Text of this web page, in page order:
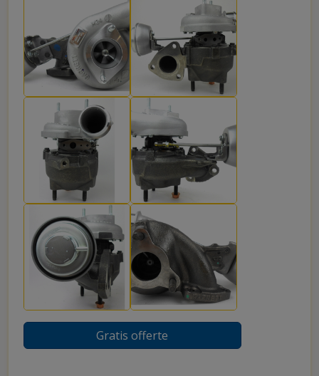
Gratis offerte